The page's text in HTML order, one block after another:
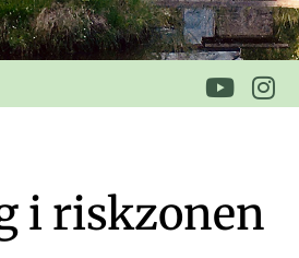
i riskzonen